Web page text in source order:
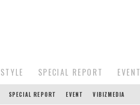
STYLE SPECIAL REPORT EVENT
SPECIAL REPORT EVENT VIBIZMEDIA